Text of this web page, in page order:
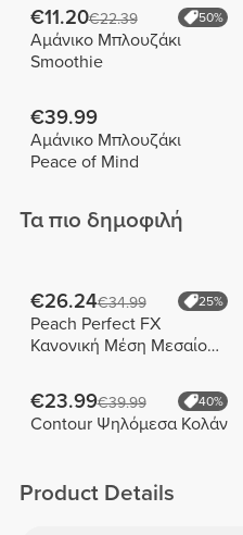
€11.20€22.39 50%
Αμάνικο Μπλουζάκι
Smoothie
€39.99
Αμάνικο Μπλουζάκι
Peace of Mind
Τα πιο δημοφιλή
€26.24€34.99 25%
Peach Perfect FX
Κανονική Μέση Μεσαίου
€23.99€39.99 40%
Contour Ψηλόμεσα Κολάν
Product Details